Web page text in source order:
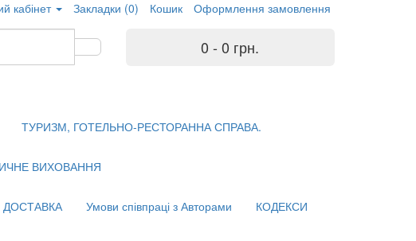
кабінет Закладки (0) Кошик Оформлення замовлення
0 - 0 грн.
ТУРИЗМ, ГОТЕЛЬНО-РЕСТОРАННА СПРАВА.
ВИХОВАННЯ
ДОСТАВКА Умови співпраці з Авторами КОДЕКСИ